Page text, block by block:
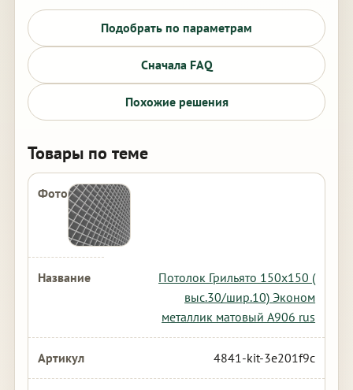
Подобрать по параметрам
Сначала FAQ
Похожие решения
Товары по теме
Потолок Грильято 150х150 (
выс.30/шир.10) Эконом
металлик матовый А906 rus
4841-kit-3e201f9c